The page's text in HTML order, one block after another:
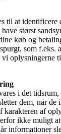
til at identificere
størst
køb og
som f.eks.
oplysningerne
i det
dem, når de
karakteren af
ikke muligt
informationer